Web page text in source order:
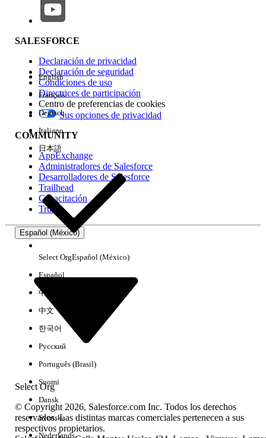
Repercusión de función
Edición
Experiencia
No hay resultados
SALESFORCE
Declaración de privacidad
Declaración de seguridad
Condiciones de uso
Directrices de participación
Centro de preferencias de cookies
Sus opciones de privacidad
COMMUNITY
AppExchange
Administradores de Salesforce
Desarrolladores de Salesforce
Trailhead
Capacitación
Trust
Español (México)
Select Org
English
Français
Deutsch
Italiano
日本語
Select OrgEspañol (México)
Español
中文（简体）
中文（繁體）
한국어
Русский
Português (Brasil)
Suomi
Dansk
Svenska
Nederlands
© Copyright 2026, Salesforce.com Inc. Todos los derechos
reservados. Las distintas marcas comerciales pertenecen a sus
respectivos propietarios.